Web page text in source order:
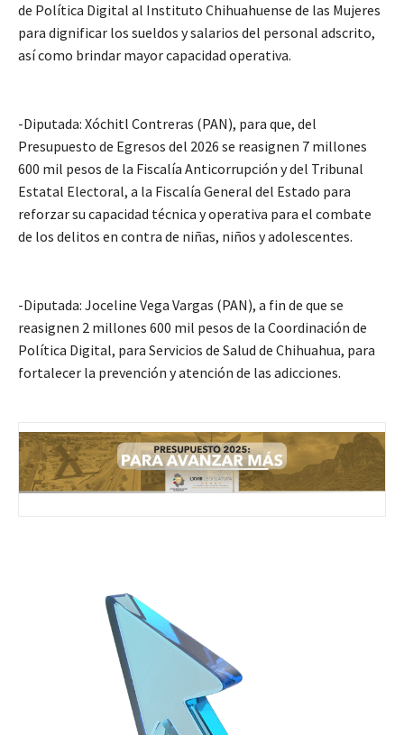
de Política Digital al Instituto Chihuahuense de las Mujeres
para dignificar los sueldos y salarios del personal adscrito,
así como brindar mayor capacidad operativa.
-Diputada: Xóchitl Contreras (PAN), para que, del
Presupuesto de Egresos del 2026 se reasignen 7 millones
600 mil pesos de la Fiscalía Anticorrupción y del Tribunal
Estatal Electoral, a la Fiscalía General del Estado para
reforzar su capacidad técnica y operativa para el combate
de los delitos en contra de niñas, niños y adolescentes.
-Diputada: Joceline Vega Vargas (PAN), a fin de que se
reasignen 2 millones 600 mil pesos de la Coordinación de
Política Digital, para Servicios de Salud de Chihuahua, para
fortalecer la prevención y atención de las adicciones.